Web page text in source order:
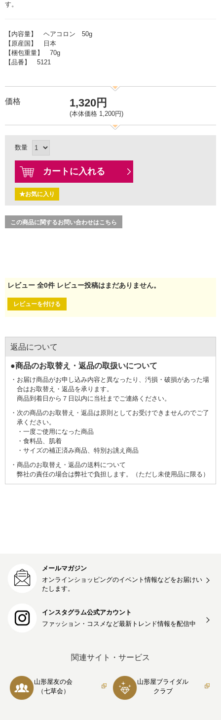
す。
【内容量】 ヘアコロン 50g
【原産国】 日本
【梱包重量】 70g
【品番】 5121
価格 1,320円
(本体価格 1,200円)
数量
カートに入れる
★お気に入り
この商品に関するお問い合わせはこちら
レビュー 全0件 レビュー投稿はまだありません。
レビューを付ける
返品について
●商品のお取替え・返品の取扱いについて
お届け商品がお申し込み内容と異なったり、汚損・破損があった場
合はお取替え・返品を承ります。
商品到着日から７日以内に当社までご連絡ください。
次の商品のお取替え・返品は原則としてお受けできませんのでご了
承ください。
一度ご使用になった商品
食料品、肌着
サイズの補正済み商品、特別お誂え商品
商品のお取替え・返品の送料について
弊社の責任の場合は弊社で負担します。（ただし未使用品に限る）
メールマガジン
オンラインショッピングのイベント情報などをお届けい
たします。
インスタグラム公式アカウント
ファッション・コスメなど最新トレンド情報を配信中
関連サイト・サービス
山形屋友の会
（七草会）
山形屋ブライダル
クラブ